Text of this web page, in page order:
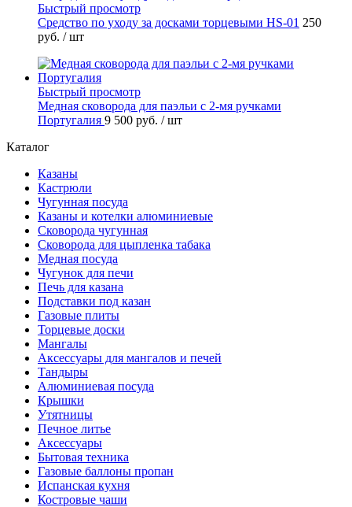
Быстрый просмотр
Средство по уходу за досками торцевыми HS-01 250
руб. / шт
Быстрый просмотр
Медная сковорода для паэльи c 2-мя ручками
Португалия 9 500 руб. / шт
Каталог
Казаны
Кастрюли
Чугунная посуда
Казаны и котелки алюминиевые
Сковорода чугунная
Сковорода для цыпленка табака
Медная посуда
Чугунок для печи
Печь для казана
Подставки под казан
Газовые плиты
Торцевые доски
Мангалы
Аксессуары для мангалов и печей
Тандыры
Алюминиевая посуда
Крышки
Утятницы
Печное литье
Аксессуары
Бытовая техника
Газовые баллоны пропан
Испанская кухня
Костровые чаши